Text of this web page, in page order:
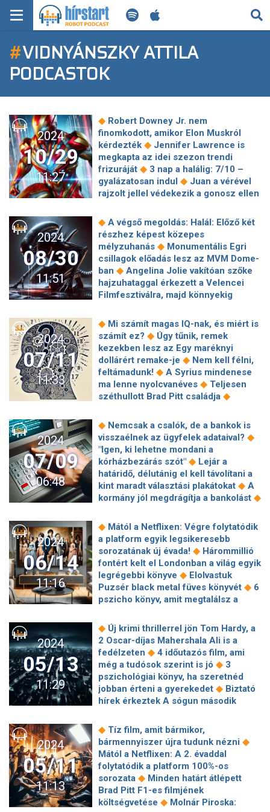
KERESÉS
KEZDŐLAP
FRISS HÍREK
FILM-ZENE-SZÓRAKOZÁS
PLAYLIST
MI AZ A ROBOT PODCAST?
#VIDNYÁNSZKY ATTILA
PODCASTOK
2024
10/29
11:27
◆ Robert Downey Jr. nem
finomkodott, amikor Elon Muskról
kérdezték ◆ Jennifer Lawrence is
megkapta az idei szezon trendi
frizuráját ◆ 3 nap a halálig: 7/10 –
gyalázatosan indul ◆ Juan a vérével
rajzolt jellel védekezik a gonosz ellen
horrorjába!
Aréna-koncertje után
Roby Lakatossal lép színpadra Charlie
◆ Vidnyánszky Attila rendezésében
mutatják be a Bánk bánt Kolozsváron
◆ Ezt imádja majd! Új funkció érkezik
a Netflixre◆ Szily Nóra elismerte:
pszichiáter segítségét is kérte ◆
Amyl and The Sniffers korhatáros
albumát◆Timothée Chalamet
megjelent a hasonmásversenyen
Robert Downey Jr. beperel mindenkit,
aki AI-jal hozná őt létre egy filmben
2024
08/30
11:51
◆ A végső megoldás: Halál: Előző két
részhez képest közepes
mélyzuhanás ◆ Monumentális Egri
csillagok előadás lesz az MVM Dome-
ban ◆ Angelina Jolie vakítóan szőke
hajzuhataggal érkezett a Velencei
Filmfesztiválra, majd könnyekig
Széchényi-leszármazottak
találkoztak a Széchényi Könyvtárban
◆ Jön a Lioness második évada
Ősszel természetközeli, realisztikus
Bambi-film érkezik ◆A CIA szólt az
osztrák hatóságoknak, hogy
terrortámadás készül a bécsi Taylor
◆ Albumpremier:
ostromolja a toplistákat◆Eltiltotta
zenéit az Abba Donald Trumptól◆
Luc Jacamon – Matz: The Killer 1&2
◆Cserháti Zsuzsa rövidre szabott
életének titkai: a gyerekkori luxus
után a nélkülözést is megtapasztalta
2024
07/11
11:33
◆ Mi számít magas IQ-nak, és miért is
számít ez? ◆ Úgy tűnik, remek
kezekben lesz az Egy maréknyi
dollárért remake-je ◆ Nem kell félni,
feltámadunk! ◆ A Syrius mindenese
ma lenne nyolcvanéves ◆ Teljesen
széthullott Brad Pitt családja ◆
a levesbe?
Lengyel Tamás a
Vidnyánszky-ügyről: Látszik, hogy aki
közel van a hatalomhoz, azt nem
érheti kritika ◆ 46 évesen meghalt az
Alf egykori gyereksztárja: a kutyájával
együtt találták rá holtan a kocsijában
◆ Twisters: Végzetes vihar - Kritika ◆
Lejárt a Balaton Sound szerződése –
felett◆ „Adni anyagi érdekek nélkül,
fantasztikus érzés” – Interjú Kancsár
Orsolyával, a Szegedi Pinceszínház
igazgatójával
2024
07/09
06:48
◆ Nemcsak a csalók, de a bankok is
visszaélnek az ügyfelek adataival? ◆
"Igen, ki lehetne mondani a
kórházbezárás szót" ◆ Lejár a
határidő, délutánig el kell távolítani a
kint maradt választási plakátokat ◆ A
kormány jól megdrágítja a bankolást ◆
hős városát: az egykori Sztálingrád
térségét érte támadás ◆
A kertjében
is megtalálható az érelmeszesedés
ellenszere◆ Budapesten és Pest
vármegyében is tűzgyújtási tilalmat
rendelt el a hatóság◆ 4 millióért is
nehéz jó használt autót venni◆
Vidnyánszky Attila szerint Szász
magyar nő, akik Spanyolországban
leltek nyugalomra◆Nagymamák
mentették meg a várost a hőségtől
Djokovics a gyerekei előtt provokálta a
közönséget, aztán még ő sértődött
meg◆ A megszűnés határán a
Buducnost kézicsapata ◆Már az
2024
06/14
11:16
◆ Mától a Netflixen: Végre folytatódik
a platform egyik legsikeresebb
sorozatának új évada! ◆ Hárommillió
fontért kelt el Londonban a világ egyik
legrégebbi könyve ◆ Elolvastuk
Puzsér black metal füves könyvét ◆ 6
pszicho könyv, amit megtalálsz a
Péter és Kovács Krisztina is díjat
kapott a Vígszínház évadzáróján ◆El
sem kezdődött a második, már be is
rendelték a Sárkányok háza harmadik
évadát ◆ Jó mozifilmek a hétre ◆ Az
Agymanók folytatása beavatás a
kamaszkorba◆ A monostor
gyermekei: dokumentumfilm egy
mégis elkészül az egyszer már
elkaszált Trónok harca spin-off◆
Mautner Zsófi: "Ritkán engedjük meg
magunknak azt a luxust, hogy csak
úgy legyünk"
2024
05/13
11:29
◆ Új krimi thrillerrel jön Tom Hardy, a
2 Oscar-díjas Mahershala Ali is a
fedélzeten ◆ 4 időutazós film, ami
még a tudósok szerint is jó ◆ 3
pszichológiai könyv, ha szeretnéd
jobban érteni a gyerekedet ◆ Biztató
hírek érkeztek A sógun második
nap, 29 zenekar, nulla szemét – jön
az idei Alpárfeszt ◆Koltai Róbert
mégis felléphet Ócsán◆ Családi
elfoglaltságra hivatkozva nem
gratulált Kulka Jánosnak Vidnyánszky
Attila◆Az Eurovíziós Dalfesztivál és
a genderkérdés két oldala
Érkezik
A helyzet ura Polgár Csaba
2024
05/11
11:13
◆ Tíz film, amit bármikor,
bármennyiszer újra tudunk nézni ◆
Mától a Netflixen: A 2. évaddal
folytatódik a platform 100%-os
sorozata ◆ Minden határt átlépett
Brad Pitt F1-es filmjének
költségvetése ◆ Molnár Piroska: